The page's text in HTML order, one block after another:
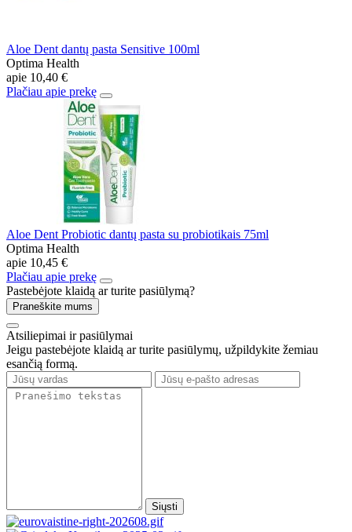
Aloe Dent dantų pasta Sensitive 100ml
Optima Health
apie 10,40 €
Plačiau apie prekę
Aloe Dent Probiotic dantų pasta su probiotikais 75ml
Optima Health
apie 10,45 €
Plačiau apie prekę
Pastebėjote klaidą ar turite pasiūlymą?
Praneškite mums
Atsiliepimai ir pasiūlymai
Jeigu pastebėjote klaidą ar turite pasiūlymų, užpildykite žemiau
esančią formą.
Siųsti